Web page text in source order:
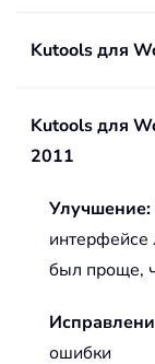
Kutools для
Kutools для
2011
Улучшение:
интерфейсе
был проще,
ошибки